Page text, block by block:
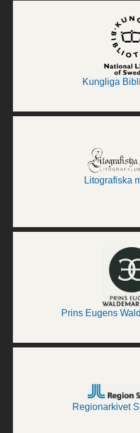
Kungliga
Litografiska
Prins Eugens
Regionarkivet